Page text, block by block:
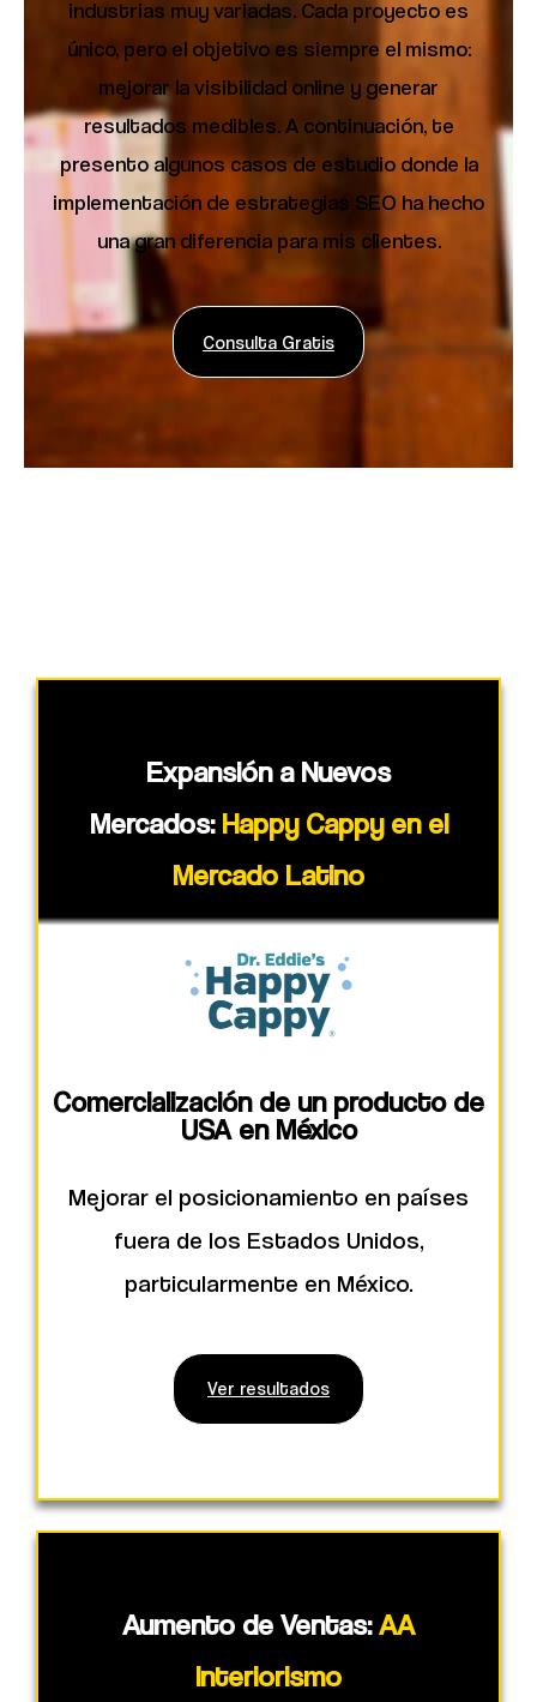
industrias muy variadas. Cada proyecto es
único, pero el objetivo es siempre el mismo:
mejorar la visibilidad online y generar
resultados medibles. A continuación, te
presento algunos casos de estudio donde la
implementación de estrategias SEO ha hecho
una gran diferencia para mis clientes.
Consulta Gratis
Expansión a Nuevos
Mercados: Happy Cappy en el
Mercado Latino
Comercialización de un producto de
USA en México
Mejorar el posicionamiento en países
fuera de los Estados Unidos,
particularmente en México.
Ver resultados
Aumento de Ventas:AA
Interiorismo